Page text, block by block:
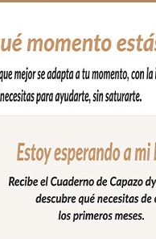
capazo en forma
piqué de algodón. Lazos
cojín antivuelco o
como necesites para
a día con tu bebé.